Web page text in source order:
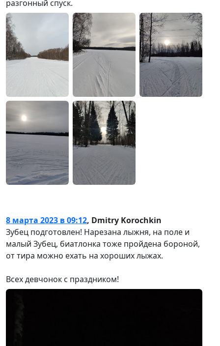
разгонный спуск.
8 марта 2023 в 09:12, Dmitry Korochkin
Зубец подготовлен! Нарезана лыжня, на поле и
малый Зубец, биатлонка тоже пройдена бороной,
от тира можно ехать на хороших лыжах.
Всех девчонок с праздником!